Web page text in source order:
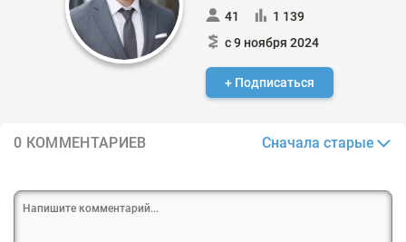
41
1 139
с 9 ноября 2024
+ Подписаться
0 КОММЕНТАРИЕВ Сначала старые